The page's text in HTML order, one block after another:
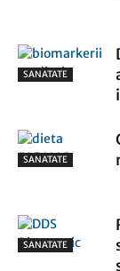
SANATATE
SANATATE
SANATATE